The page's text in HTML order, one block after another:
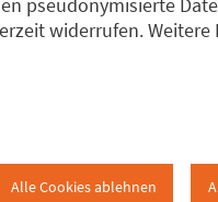
„bezahlbarer
hochpreisiger
widerrufen.
Alle Cookies ablehnen